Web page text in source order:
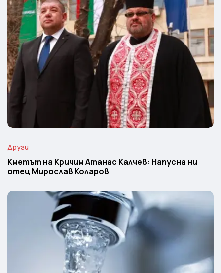
Други
Кметът на Кричим Атанас Калчев: Напусна ни
отец Мирослав Коларов